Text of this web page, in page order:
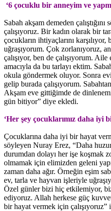
‘6 çocuklu bir anneyim ve
Sabah akşam demeden
çalışıyoruz. Bir kadın olarak bir
çocukların ihtiyaçlarını
uğraşıyorum. Çok zorlanıyoruz,
çalışıyor, ben de çalışıyorum.
amacıyla da bu tarlayı ektim.
okula göndermek oluyor. Sonra
gelip burada çalışıyorum.
Akşam eve gittiğimde de
gün bitiyor” diye ekledi.
‘Her şey çocuklarımız daha iyi
Çocuklarına daha iyi bir hayat
söyleyen Nuray Erez, “Daha
durumdan dolayı her işe koşmak
olmamak için elimizden geleni
zaman daha ağır. Örneğin eşim
ev, tarla ve hayvan işleriyle
Özel günler bizi hiç etkilemiyor,
ediyoruz. Allah herkese güç
bir hayat vermek için çalışıyoruz”